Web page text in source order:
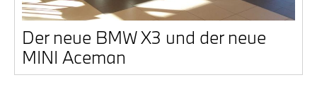
Der neue BMW X3 und der neue
MINI Ace­man